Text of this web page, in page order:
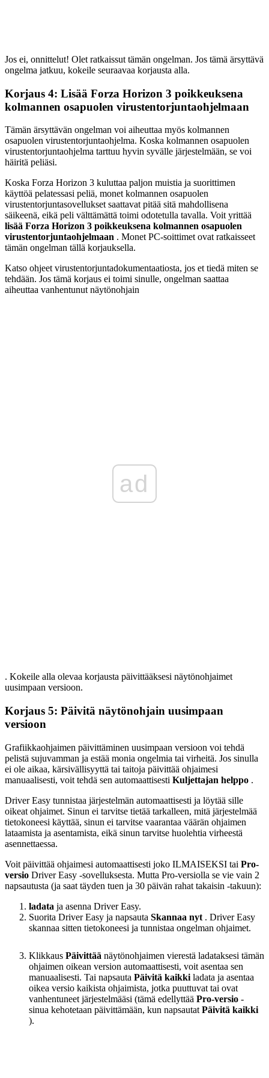
Jos ei, onnittelut! Olet ratkaissut tämän ongelman. Jos tämä ärsyttävä
ongelma jatkuu, kokeile seuraavaa korjausta alla.
Korjaus 4: Lisää Forza Horizon 3 poikkeuksena
kolmannen osapuolen virustentorjuntaohjelmaan
Tämän ärsyttävän ongelman voi aiheuttaa myös kolmannen
osapuolen virustentorjuntaohjelma. Koska kolmannen osapuolen
virustentorjuntaohjelma tarttuu hyvin syvälle järjestelmään, se voi
häiritä peliäsi.
Koska Forza Horizon 3 kuluttaa paljon muistia ja suorittimen
käyttöä pelatessasi peliä, monet kolmannen osapuolen
virustentorjuntasovellukset saattavat pitää sitä mahdollisena
säikeenä, eikä peli välttämättä toimi odotetulla tavalla. Voit yrittää
lisää Forza Horizon 3 poikkeuksena kolmannen osapuolen
virustentorjuntaohjelmaan . Monet PC-soittimet ovat ratkaisseet
tämän ongelman tällä korjauksella.
Katso ohjeet virustentorjuntadokumentaatiosta, jos et tiedä miten se
tehdään. Jos tämä korjaus ei toimi sinulle, ongelman saattaa
aiheuttaa vanhentunut näytönohjain
ad
. Kokeile alla olevaa korjausta päivittääksesi näytönohjaimet
uusimpaan versioon.
Korjaus 5: Päivitä näytönohjain uusimpaan
versioon
Grafiikkaohjaimen päivittäminen uusimpaan versioon voi tehdä
pelistä sujuvamman ja estää monia ongelmia tai virheitä. Jos sinulla
ei ole aikaa, kärsivällisyyttä tai taitoja päivittää ohjaimesi
manuaalisesti, voit tehdä sen automaattisesti Kuljettajan helppo .
Driver Easy tunnistaa järjestelmän automaattisesti ja löytää sille
oikeat ohjaimet. Sinun ei tarvitse tietää tarkalleen, mitä järjestelmää
tietokoneesi käyttää, sinun ei tarvitse vaarantaa väärän ohjaimen
lataamista ja asentamista, eikä sinun tarvitse huolehtia virheestä
asennettaessa.
Voit päivittää ohjaimesi automaattisesti joko ILMAISEKSI tai Pro-
versio Driver Easy -sovelluksesta. Mutta Pro-versiolla se vie vain 2
napsautusta (ja saat täyden tuen ja 30 päivän rahat takaisin -takuun):
ladata ja asenna Driver Easy.
Suorita Driver Easy ja napsauta Skannaa nyt . Driver Easy
skannaa sitten tietokoneesi ja tunnistaa ongelman ohjaimet.
Klikkaus Päivittää näytönohjaimen vierestä ladataksesi tämän
ohjaimen oikean version automaattisesti, voit asentaa sen
manuaalisesti. Tai napsauta Päivitä kaikki ladata ja asentaa
oikea versio kaikista ohjaimista, jotka puuttuvat tai ovat
vanhentuneet järjestelmääsi (tämä edellyttää Pro-versio -
sinua kehotetaan päivittämään, kun napsautat Päivitä kaikki
).